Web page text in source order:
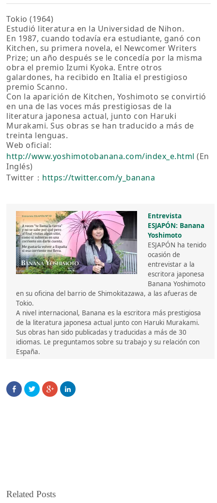
Tokio (1964)
Estudió literatura en la Universidad de Nihon.
En 1987, cuando todavía era estudiante, ganó con
Kitchen, su primera novela, el Newcomer Writers
Prize; un año después se le concedía por la misma
obra el premio Izumi Kyoka. Entre otros
galardones, ha recibido en Italia el prestigioso
premio Scanno.
Con la aparición de Kitchen, Yoshimoto se convirtió
en una de las voces más prestigiosas de la
literatura japonesa actual, junto con Haruki
Murakami. Sus obras se han traducido a más de
treinta lenguas.
Web oficial:
http://www.yoshimotobanana.com/index_e.html (En
Inglés)
Twitter： https://twitter.com/y_banana
Entrevista
ESJAPÓN: Banana
Yoshimoto
ESJAPÓN ha tenido
ocasión de
entrevistar a la
escritora japonesa
Banana Yoshimoto
en su oficina del barrio de Shimokitazawa, a las afueras de
Tokio.
A nivel internacional, Banana es la escritora más prestigiosa
de la literatura japonesa actual junto con Haruki Murakami.
Sus obras han sido publicadas y traducidas a más de 30
idiomas. Le preguntamos sobre su trabajo y su relación con
España.
Related Posts